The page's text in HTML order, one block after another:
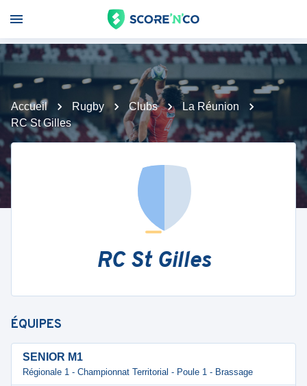
Accueil Rugby Clubs
La Réunion
RC St Gilles
RC St Gilles
ÉQUIPES
SENIOR M1
Régionale 1 - Championnat Territorial - Poule 1 - Brassage